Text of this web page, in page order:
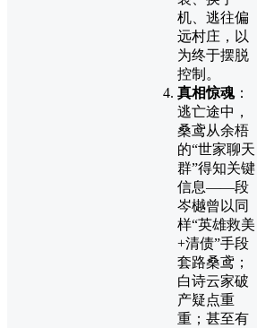
机、逃往偏
远村庄，以
为终于摆脱
控制。
真相惊魂：
逃亡途中，
桑鸢从余梧
的“世家聊天
群”得知关键
信息——段
岑樾曾以同
样“英雄救美
+清债”手段
套路桑鸢；
白诗云家破
产疑点重
重；甚至有